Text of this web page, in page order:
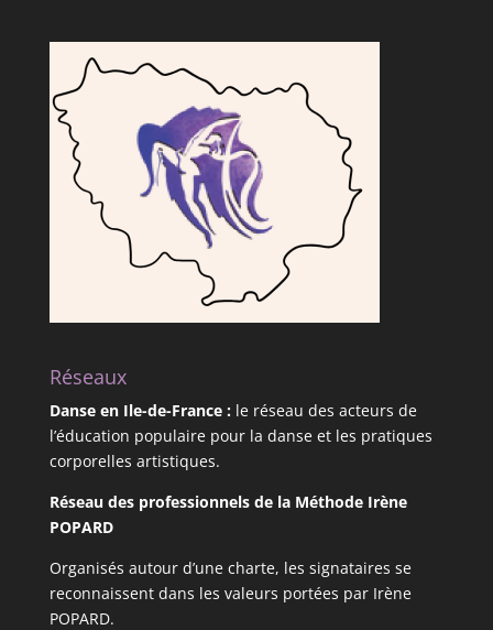
Réseaux
Danse en Ile-de-France:le réseau des acteurs de
l’éducation populaire pour la danse et les pratiques
corporelles artistiques.
Réseau des professionnels de la Méthode Irène
POPARD
Organisés autour d’une charte, les signataires se
reconnaissent dans les valeurs portées par Irène
POPARD.